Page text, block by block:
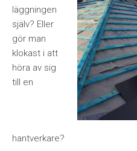
läggningen
själv? Eller
gör man
klokast i att
höra av sig
till en
hantverkare?